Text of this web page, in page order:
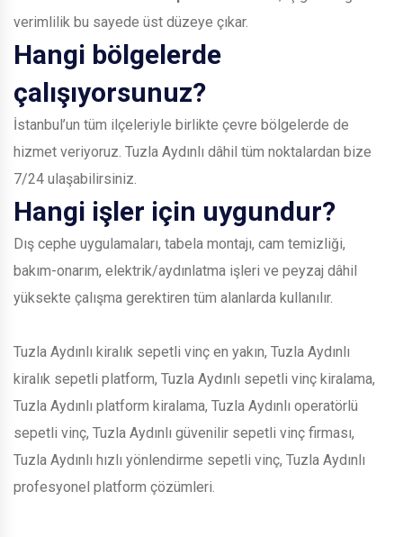
verimlilik bu sayede üst düzeye çıkar.
Hangi bölgelerde
çalışıyorsunuz?
İstanbul’un tüm ilçeleriyle birlikte çevre bölgelerde de
hizmet veriyoruz. Tuzla Aydınlı dâhil tüm noktalardan bize
7/24 ulaşabilirsiniz.
Hangi işler için uygundur?
Dış cephe uygulamaları, tabela montajı, cam temizliği,
bakım-onarım, elektrik/aydınlatma işleri ve peyzaj dâhil
yüksekte çalışma gerektiren tüm alanlarda kullanılır.
Tuzla Aydınlı kiralık sepetli vinç en yakın, Tuzla Aydınlı
kiralık sepetli platform, Tuzla Aydınlı sepetli vinç kiralama,
Tuzla Aydınlı platform kiralama, Tuzla Aydınlı operatörlü
sepetli vinç, Tuzla Aydınlı güvenilir sepetli vinç firması,
Tuzla Aydınlı hızlı yönlendirme sepetli vinç, Tuzla Aydınlı
profesyonel platform çözümleri.